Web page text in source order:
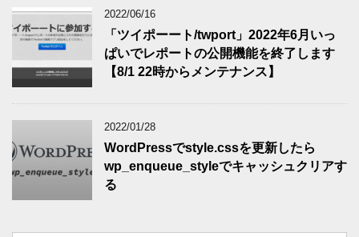
2022/06/16
「ツイポーート/twport」2022年6月いっ
ぱいでレポートの公開機能を終了します
【8/1 22時からメンテナンス】
2022/01/28
WordPressでstyle.cssを更新したら
wp_enqueue_styleでキャッシュクリアす
る